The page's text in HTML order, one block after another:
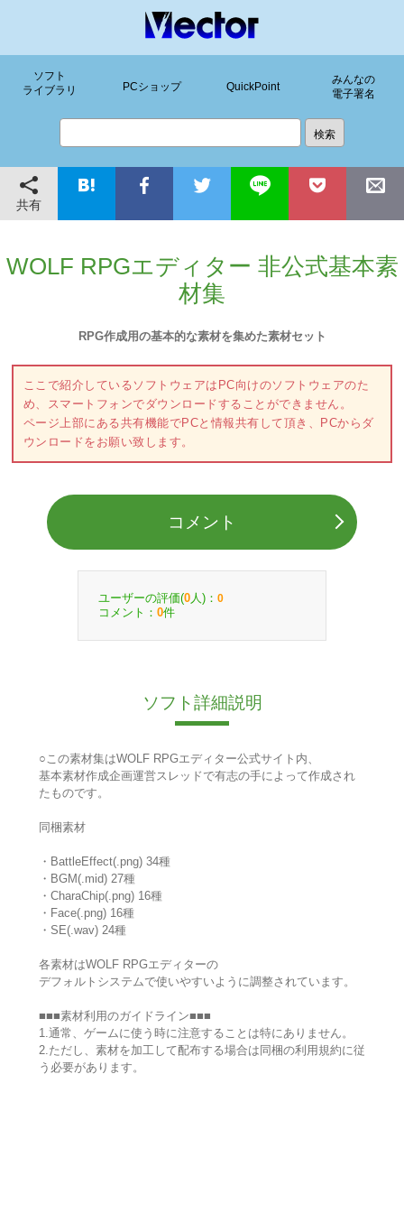
ソフト
ライブラリ
PCショップ QuickPoint
みんなの
電子署名
共有
WOLF RPGエディター 非公式基本素
材集
RPG作成用の基本的な素材を集めた素材セット
ここで紹介しているソフトウェアはPC向けのソフトウェアのた
め、スマートフォンでダウンロードすることができません。
ページ上部にある共有機能でPCと情報共有して頂き、PCからダ
ウンロードをお願い致します。
コメント
ユーザーの評価(0 人)： 0
コメント： 0件
ソフト詳細説明
○この素材集はWOLF RPGエディター公式サイト内、
基本素材作成企画運営スレッドで有志の手によって作成され
たものです。
同梱素材
・BattleEffect(.png) 34種
・BGM(.mid) 27種
・CharaChip(.png) 16種
・Face(.png) 16種
・SE(.wav) 24種
各素材はWOLF RPGエディターの
デフォルトシステムで使いやすいように調整されています。
■■■素材利用のガイドライン■■■
1.通常、ゲームに使う時に注意することは特にありません。
2.ただし、素材を加工して配布する場合は同梱の利用規約に従
う必要があります。